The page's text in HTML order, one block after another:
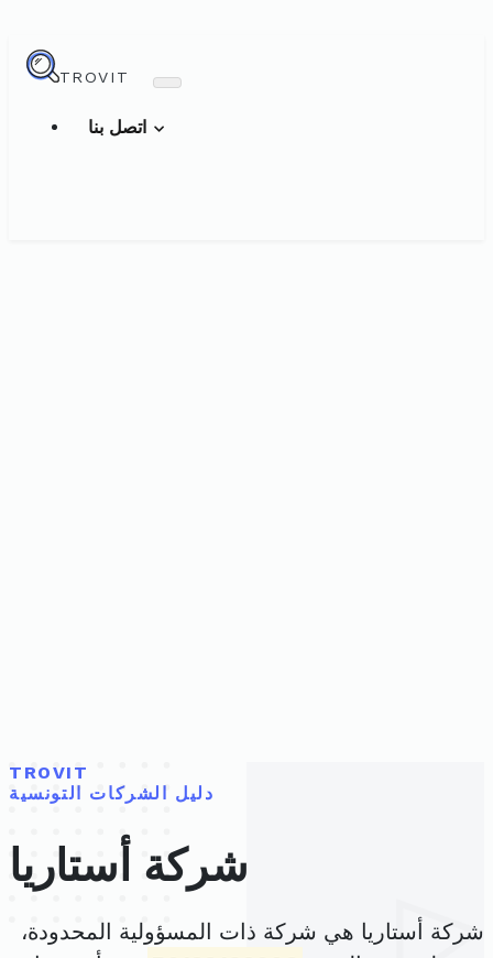
TROVIT
TROVIT
دليل الشركات التونسية
شركة أستاريا
شركة أستاريا هي شركة ذات المسؤولية المحدودة،